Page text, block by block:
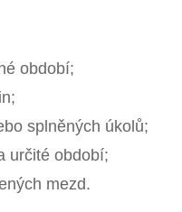
období;
splněných úkolů;
určité období;
mezd.